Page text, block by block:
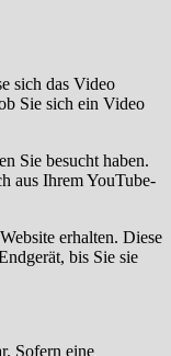
sich das Video
Sie sich ein Video
Sie besucht haben.
aus Ihrem YouTube-
erhalten. Diese
bis Sie sie
Sofern eine